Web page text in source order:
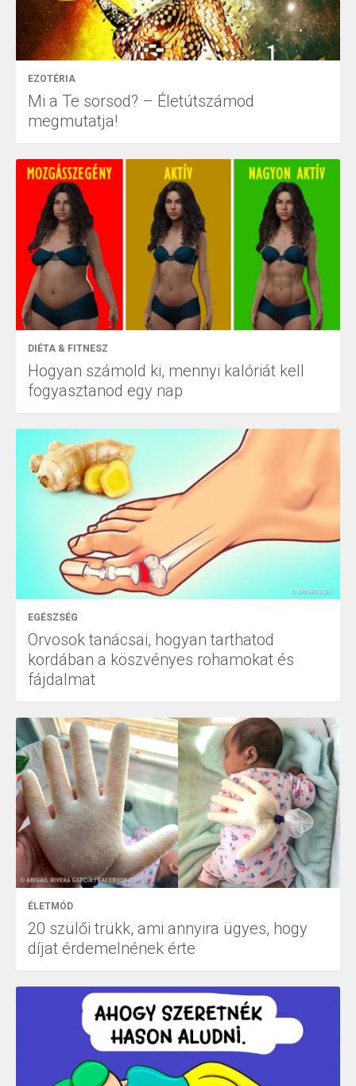
EZOTÉRIA
Mi a Te sorsod? – Életútszámod
megmutatja!
DIÉTA & FITNESZ
Hogyan számold ki, mennyi kalóriát kell
fogyasztanod egy nap
EGÉSZSÉG
Orvosok tanácsai, hogyan tarthatod
kordában a köszvényes rohamokat és
fájdalmat
ÉLETMÓD
20 szülői trükk, ami annyira ügyes, hogy
díjat érdemelnének érte